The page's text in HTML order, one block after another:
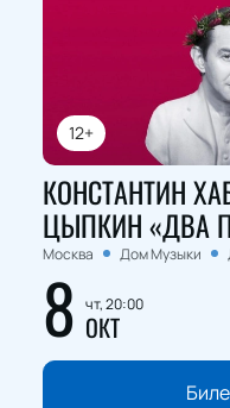
12+
КОНСТАНТИН
ЦЫПКИН «ДВА
Москва Дом Музыки
8 чт, 20:00
ОКТ